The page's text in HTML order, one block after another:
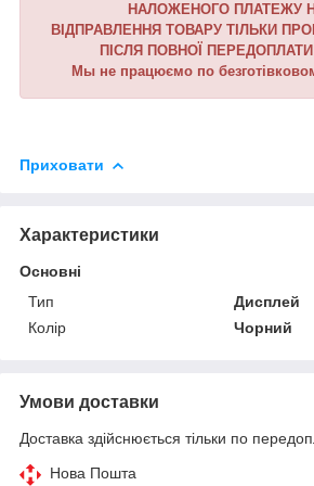
НАЛОЖЕНОГО ПЛАТЕЖУ
ВІДПРАВЛЕННЯ ТОВАРУ ТІЛЬКИ
ПІСЛЯ ПОВНОЇ
Мы не працюємо по
Приховати
Характеристики
Основні
Тип
Дисплей
Колір
Чорний
Умови доставки
Доставка здійснюється тільки по
Нова Пошта